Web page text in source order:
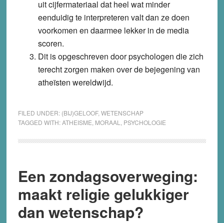
uit cijfermateriaal dat heel wat minder
eenduidig te interpreteren valt dan ze doen
voorkomen en daarmee lekker in de media
scoren.
Dit is opgeschreven door psychologen die zich
terecht zorgen maken over de bejegening van
atheïsten wereldwijd.
FILED UNDER: (BIJ)GELOOF, WETENSCHAP
TAGGED WITH:ATHEISME MORAAL PSYCHOLOGIE
Een zondagsoverweging:
maakt religie gelukkiger
dan wetenschap?